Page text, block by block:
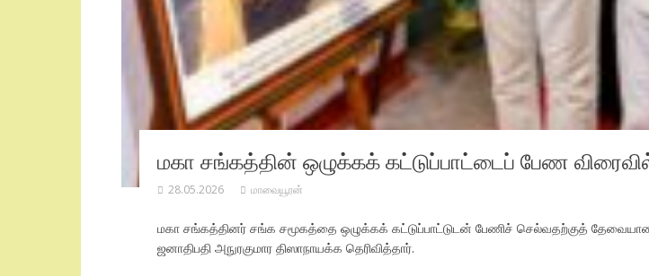
மகா சங்கத்தின் ஒழுக்கக் கட்டுப்பாட்டைப் பேண விரைவில்
28.05.2026 மாவையூரன்
மகா சங்கத்தினர் சங்க சமூகத்தை ஒழுக்கக் கட்டுப்பாட்டுடன் பேணிச் செல்வதற்குத்
ஜனாதிபதி அநுரகுமார திஸாநாயக்க தெரிவித்தார்.